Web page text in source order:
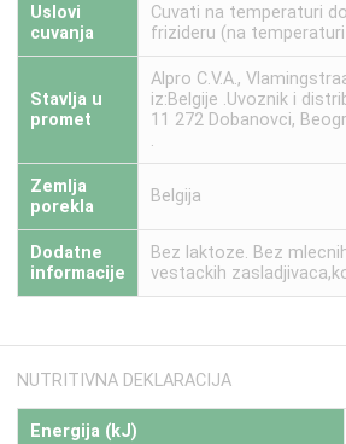
Uslovi
cuvanja
Cuvati na temperaturi
frizideru (na
Stavlja u
promet
Alpro C.V.A.,
iz:Belgije .Uvoznik i
11 272 Dobanovci,
.
Zemlja
porekla
Belgija
Dodatne
informacije
Bez laktoze. Bez
vestackih
NUTRITIVNA DEKLARACIJA
Energija (kJ)